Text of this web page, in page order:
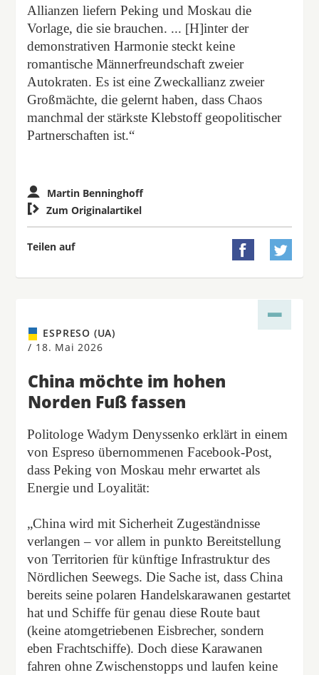
Allianzen liefern Peking und Moskau die
Vorlage, die sie brauchen. ... [H]inter der
demonstrativen Harmonie steckt keine
romantische Männerfreundschaft zweier
Autokraten. Es ist eine Zweckallianz zweier
Großmächte, die gelernt haben, dass Chaos
manchmal der stärkste Klebstoff geopolitischer
Partnerschaften ist.“
Martin Benninghoff
 Zum Originalartikel
Teilen auf  
ESPRESO (UA)
/ 18. Mai 2026
China möchte im hohen
Norden Fuß fassen
Politologe Wadym Denyssenko erklärt in einem
von Espreso übernommenen Facebook-Post,
dass Peking von Moskau mehr erwartet als
Energie und Loyalität:
„China wird mit Sicherheit Zugeständnisse
verlangen – vor allem in punkto Bereitstellung
von Territorien für künftige Infrastruktur des
Nördlichen Seewegs. Die Sache ist, dass China
bereits seine polaren Handelskarawanen gestartet
hat und Schiffe für genau diese Route baut
(keine atomgetriebenen Eisbrecher, sondern
eben Frachtschiffe). Doch diese Karawanen
fahren ohne Zwischenstopps und laufen keine